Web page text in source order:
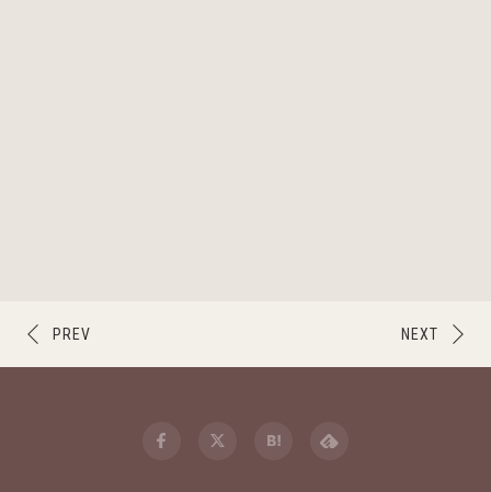
NEXT
PREV